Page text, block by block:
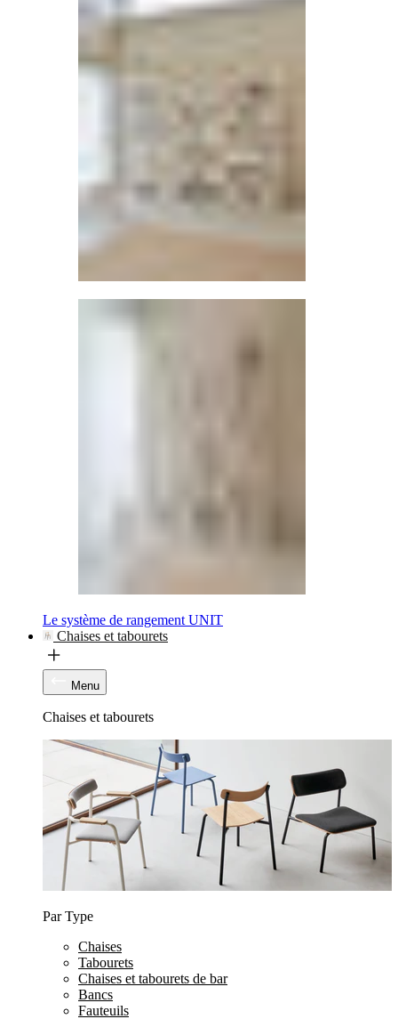
Le système de rangement UNIT
Chaises et tabourets
Menu
Chaises et tabourets
Par Type
Chaises
Tabourets
Chaises et tabourets de bar
Bancs
Fauteuils